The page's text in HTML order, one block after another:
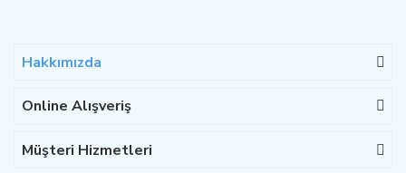
Hakkımızda
Online Alışveriş
Müşteri Hizmetleri